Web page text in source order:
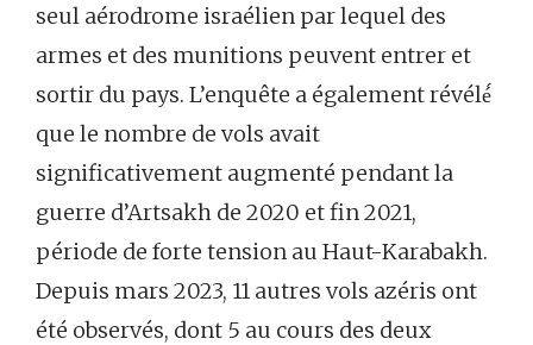
seul aérodrome israélien par lequel des
armes et des munitions peuvent entrer et
sortir du pays. L’enquête a également révélé́
que le nombre de vols avait
significativement augmenté pendant la
guerre d’Artsakh de 2020 et fin 2021,
période de forte tension au Haut-Karabakh.
Depuis mars 2023, 11 autres vols azéris ont
été observés, dont 5 au cours des deux